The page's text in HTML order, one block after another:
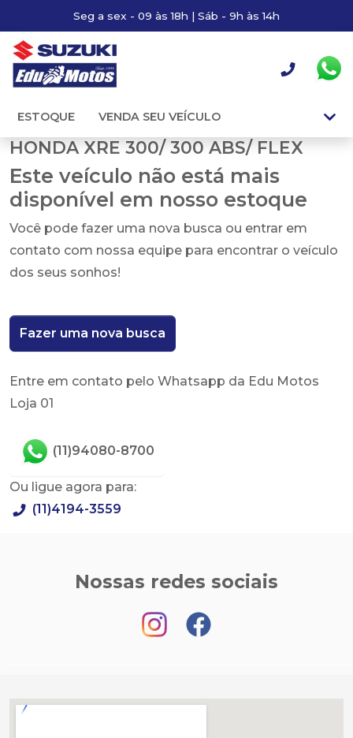
Seg a sex - 09 às 18h | Sáb - 9h às 14h
ESTOQUE VENDA SEU VEÍCULO
HONDA XRE 300/ 300 ABS/ FLEX
Este veículo não está mais
disponível em nosso estoque
Você pode fazer uma nova busca ou entrar em
contato com nossa equipe para encontrar o veículo
dos seus sonhos!
Fazer uma nova busca
Entre em contato pelo Whatsapp da Edu Motos
Loja 01
(11)94080-8700
Ou ligue agora para:
(11)4194-3559
Nossas redes sociais